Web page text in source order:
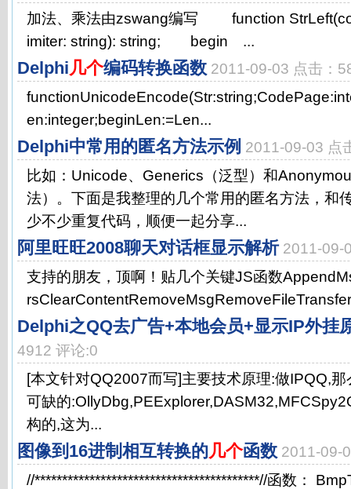
加法、乘法由zswang编写 function
imiter: string): string; begin ...
Delphi几个编码转换函数 2011-09-03 点击：
en:integer;beginLen:=Len...
Delphi中常用的匿名方法示例 2011-09-03 点
比如：Unicode、Generics（泛型）和
法）。下面是我整理的几个常用的匿名方法，和
少不少重复代码，顺便一起分享...
阿里旺旺2008聊天对话框显示解析 2011-09-
支持的朋友，顶啊！贴几个关键JS函数
Delphi之QQ去广告+本地会员+显示IP外挂
4912 评论:0
[本文针对QQ2007而写]主要技术原理:做IPQQ,
可缺的
构的,这为...
图像到16进制相互转换的几个函数 2011-09-
//*****************************************//函数：